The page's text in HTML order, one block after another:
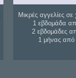
Μικρές αγγελίες σε
1 εβδομάδα
2 εβδομάδες
1 μήνας